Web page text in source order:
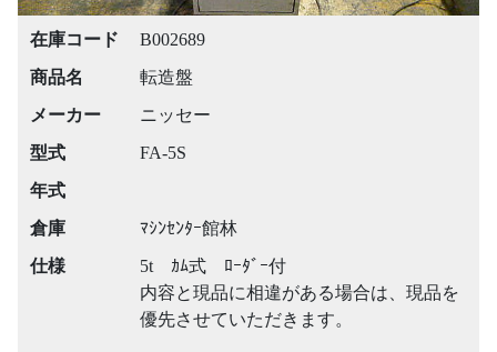
在庫コード
B002689
商品名
転造盤
メーカー
ニッセー
型式
FA-5S
年式
倉庫
ﾏｼﾝｾﾝﾀｰ館林
仕様
5t ｶﾑ式 ﾛｰﾀﾞｰ付
内容と現品に相違がある場合は、現品を
優先させていただきます。